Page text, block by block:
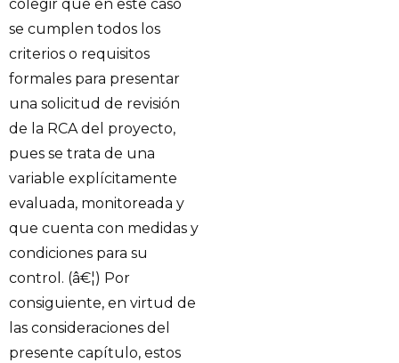
colegir que en este caso
se cumplen todos los
criterios o requisitos
formales para presentar
una solicitud de revisión
de la RCA del proyecto,
pues se trata de una
variable explícitamente
evaluada, monitoreada y
que cuenta con medidas y
condiciones para su
control. (â€¦) Por
consiguiente, en virtud de
las consideraciones del
presente capítulo, estos